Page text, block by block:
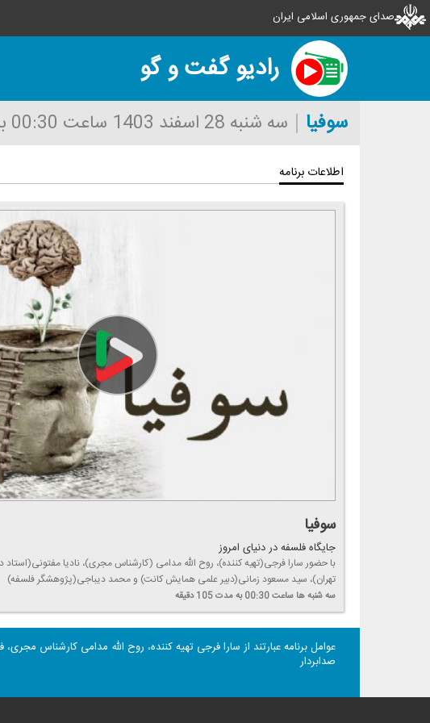
صدای جمهوری اسلامی ایران
رادیو گفت و گو
سوفیا سه شنبه 28 اسفند 1403 ساعت 00:30
اطلاعات برنامه
سوفیا
جایگاه فلسفه در دنیای امروز
با حضور سارا فرجی(تهیه كننده)، روح الله مدامی (كارشناس مجری)، نادیا مفتونی(استاد
تهران)، سید مسعود زمانی(دبیر علمی همایش كانت) و محمد دیباجی(پژوهشگر فلسفه)
سه شنبه ها ساعت 00:30 به مدت 105 دقیقه
عوامل برنامه عبارتند از سارا فرجی تهیه كننده، روح الله مدامی كارشناس مجری،
صدابردار